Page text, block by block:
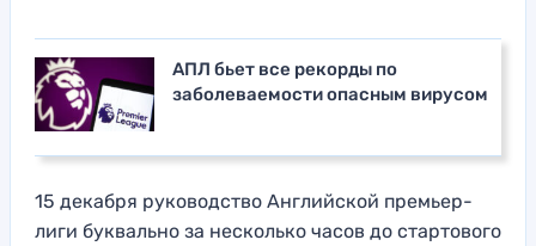
АПЛ бьет все рекорды по
заболеваемости опасным вирусом
15 декабря руководство Английской премьер-
лиги буквально за несколько часов до стартового